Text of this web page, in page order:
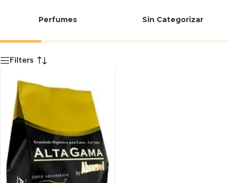
Perfumes Sin Categorizar
Filters